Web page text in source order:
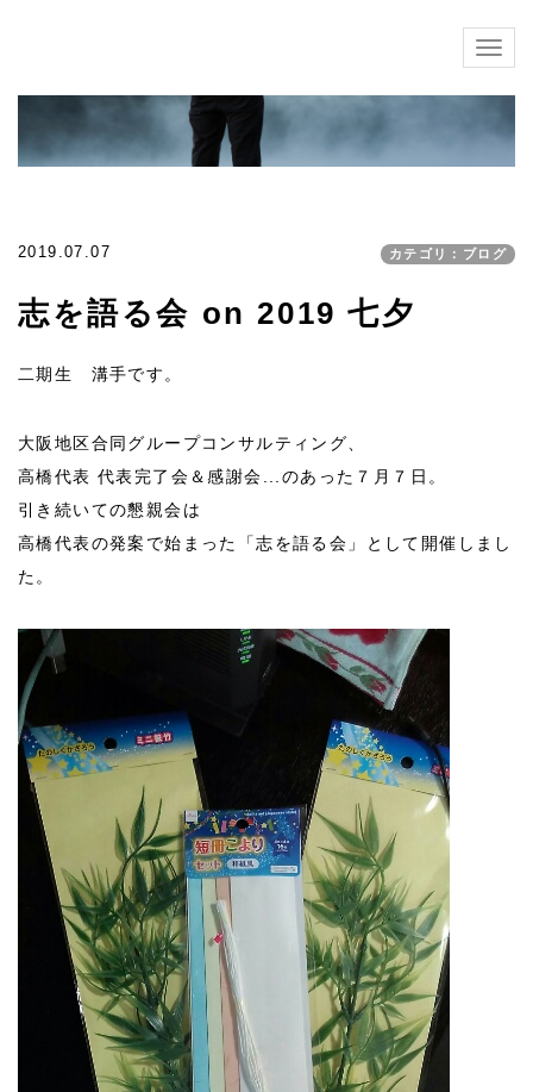
2019.07.07 カテゴリ：ブログ
志を語る会 on 2019 七夕
二期生 溝手です。
大阪地区合同グループコンサルティング、
高橋代表 代表完了会＆感謝会...のあった７月７日。
引き続いての懇親会は
高橋代表の発案で始まった「志を語る会」として開催しまし
た。